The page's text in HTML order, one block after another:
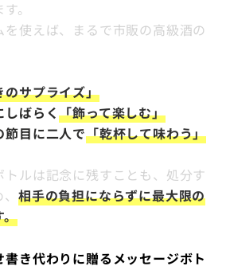
。
使えば、まるで市販の高級酒の
のサプライズ」
しばらく「飾って楽しむ」
節目に二人で「乾杯して味わう」
ルは記念に残すことも、処分す
、相手の負担にならずに最大限の
。
き代わりに贈るメッセージボト